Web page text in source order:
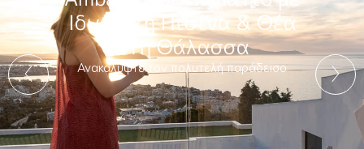
Ιδιωτική Πισίνα & Θέα
στη Θάλασσα
Ανακαλύψτε τον πολυτελή παράδεισο